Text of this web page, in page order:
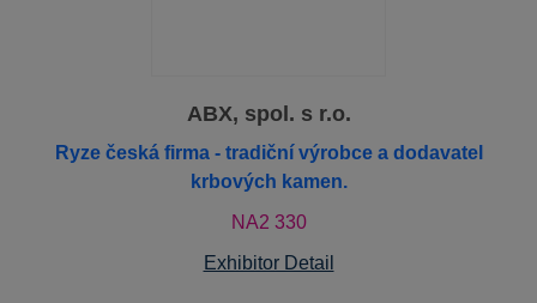
ABX, spol. s r.o.
Ryze česká firma - tradiční výrobce a dodavatel
krbových kamen.
NA2 330
Exhibitor Detail